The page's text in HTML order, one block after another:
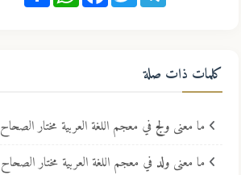
كلمات ذات صلة
ما معنى ولجفي معجم اللغة العربية مختار الصحاح
ما معنى ولد في معجم اللغة العربية مختار الصحاح